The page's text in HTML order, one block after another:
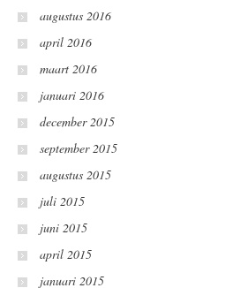
augustus 2016
april 2016
maart 2016
januari 2016
december 2015
september 2015
augustus 2015
juli 2015
juni 2015
april 2015
januari 2015